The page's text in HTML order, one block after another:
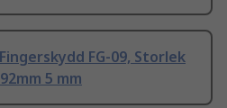
FG-09, Storlek
5 mm